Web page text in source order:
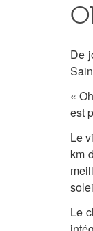
De
«
est
Le
km
Le